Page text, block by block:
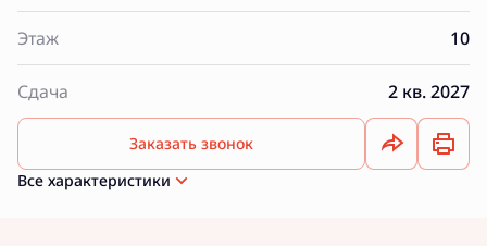
Этаж 10
Сдача 2 кв. 2027
Заказать звонок
Все характеристики